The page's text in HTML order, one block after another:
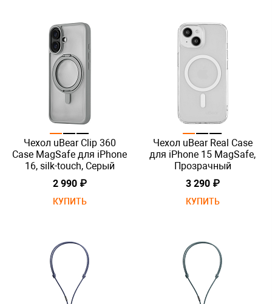
Чехол uBear Сlip 360
Case MagSafe для iPhone
16, silk-touch, Серый
2 990 ₽
КУПИТЬ
Чехол uBear Real Case
для iPhone 15 MagSafe,
Прозрачный
3 290 ₽
КУПИТЬ